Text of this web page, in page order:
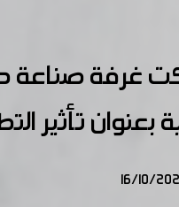
غرفة صناعة
بعنوان